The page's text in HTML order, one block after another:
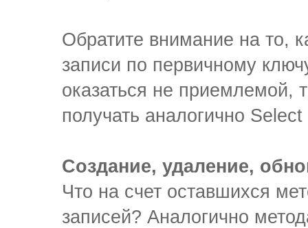
Обратите внимание на то,
записи по первичному
оказаться не приемлемой,
получать аналогично
Создание, удаление,
Что на счет оставшихся
записей? Аналогично